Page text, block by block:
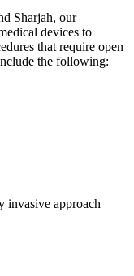
Sharjah, our
devices to
that require open
the following:
invasive approach